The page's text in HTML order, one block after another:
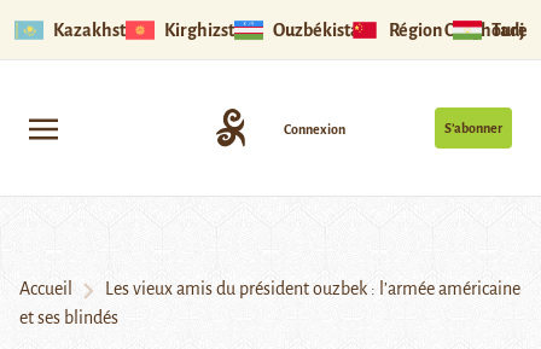
Kazakhstan Kirghizstan Ouzbékistan Région Ouïghoure
S’abonner
Connexion
Accueil
Les vieux amis du président ouzbek : l’armée américaine
et ses blindés